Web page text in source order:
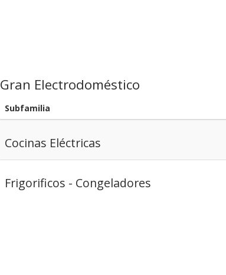
Gran Electrodoméstico
Subfamilia
Cocinas Eléctricas
Frigorificos - Congeladores